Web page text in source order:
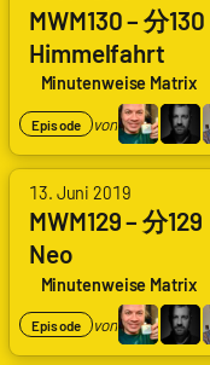
MWM130 – 分130
Himmelfahrt
Minutenweise Matrix
Episode von
Ruddat
Codenaga,
Alexander
Waschkau
Hoaxmaster,
Bastian
Wölfle
Mirko
13. Juni 2019
MWM129 – 分129
Neo
Telefonansprache
Minutenweise Matrix
Episode von
von
Arne
Ruddat
Codenaga,
Alexander
Waschkau
Hoaxmaster,